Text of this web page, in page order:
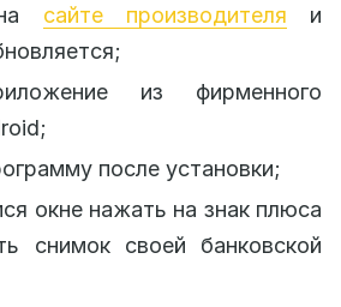
сайте производителя и
из фирменного
после установки;
окне нажать на знак плюса
снимок своей банковской